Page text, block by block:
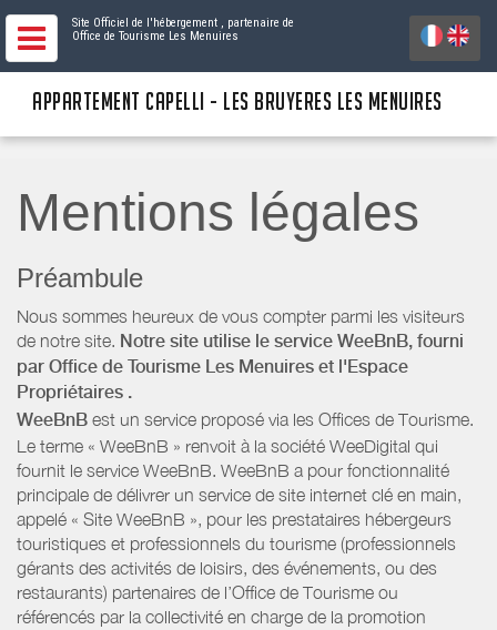
Site Officiel de l'hébergement , partenaire de
Office de Tourisme Les Menuires
APPARTEMENT CAPELLI - LES BRUYERES LES MENUIRES
Mentions légales
Préambule
Nous sommes heureux de vous compter parmi les visiteurs
de notre site. Notre site utilise le service WeeBnB, fourni
par Office de Tourisme Les Menuires et l'Espace
Propriétaires .
WeeBnB est un service proposé via les Offices de Tourisme.
Le terme « WeeBnB » renvoit à la société WeeDigital qui
fournit le service WeeBnB. WeeBnB a pour fonctionnalité
principale de délivrer un service de site internet clé en main,
appelé « Site WeeBnB », pour les prestataires hébergeurs
touristiques et professionnels du tourisme (professionnels
gérants des activités de loisirs, des événements, ou des
restaurants) partenaires de l’Office de Tourisme ou
référencés par la collectivité en charge de la promotion